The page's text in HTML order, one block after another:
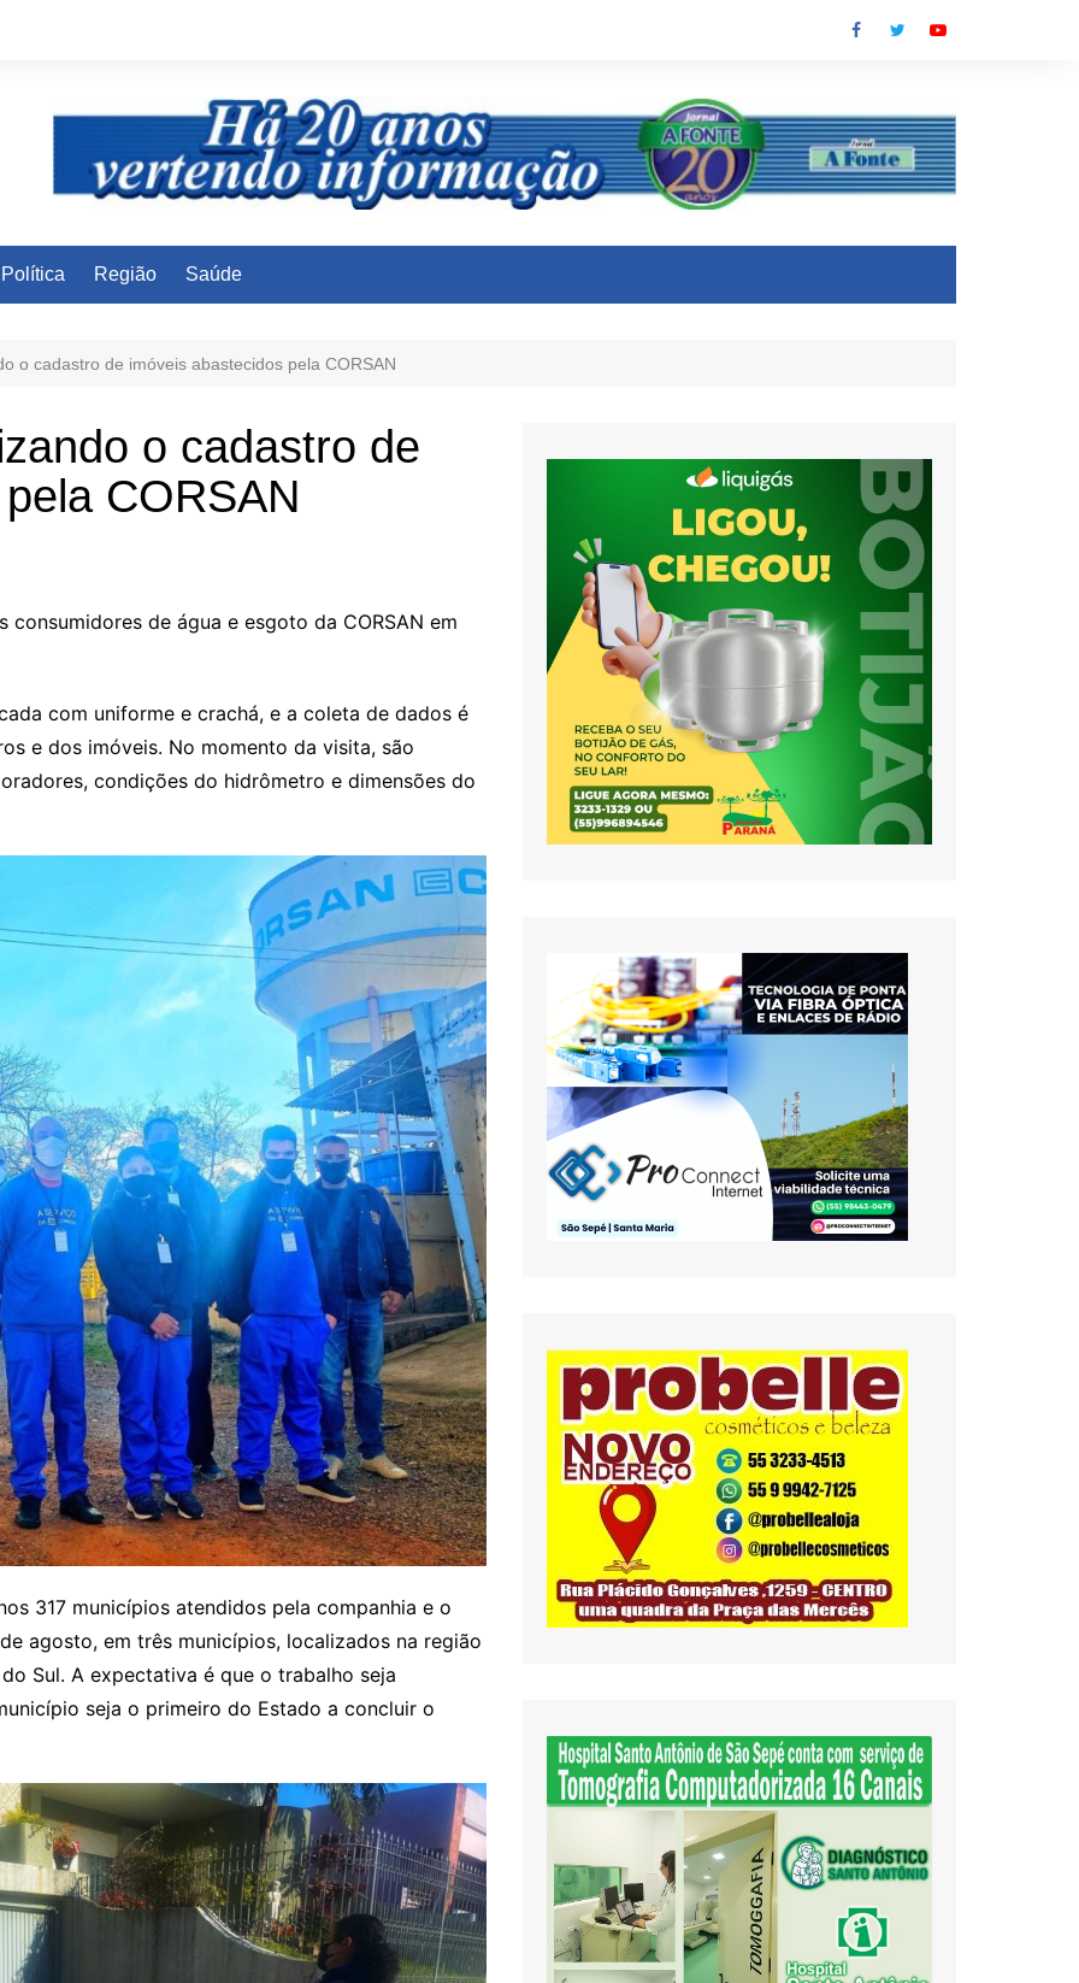
Política Região Saúde
o cadastro de imóveis abastecidos pela CORSAN
o cadastro de
CORSAN
de água e esgoto da CORSAN em
com uniforme e crachá, e a coleta de dados é
e dos imóveis. No momento da visita, são
condições do hidrômetro e dimensões do
317 municípios atendidos pela companhia e o
agosto, em três municípios, localizados na região
Sul. A expectativa é que o trabalho seja
seja o primeiro do Estado a concluir o